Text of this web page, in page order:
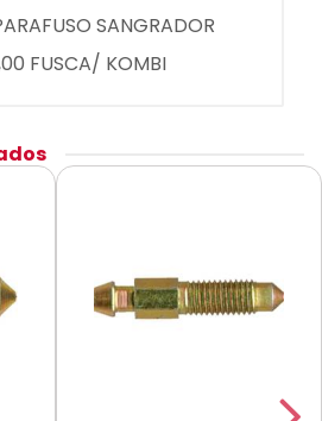
SANGRADOR
FUSCA/ KOMBI